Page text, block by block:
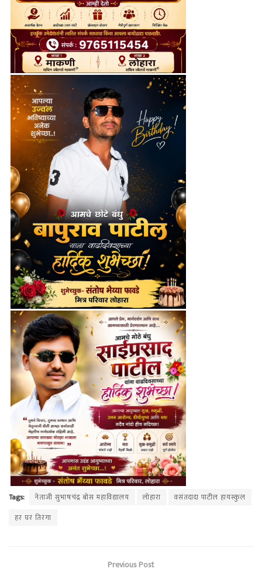
Tags: नेताजी सुभाषचंद्र बोस महाविद्यालय लोहारा
वसंतदादा पाटील हायस्कुल
हर घर तिरंगा
Previous Post